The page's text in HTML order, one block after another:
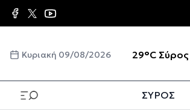
Παράκαμψη
προς
κυρίωςΚυριακή 09/08/2026 29°C Σύρος
ΣΥΡΟΣ